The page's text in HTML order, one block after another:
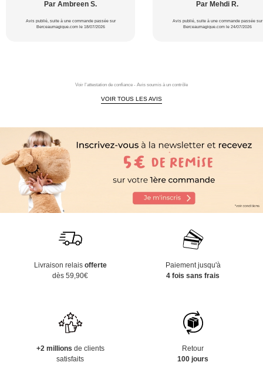
Par Ambreen S.
Avis publié, suite à une commande passée sur
Berceaumagique.com le 18/07/2026
Par Mehdi R.
Avis publié, suite à une commande passée sur
Berceaumagique.com le 24/07/2026
Voir l'attestation de confiance - Avis soumis à un contrôle
VOIR TOUS LES AVIS
Livraison relais offerte
dès 59,90€
Paiement jusqu'à
4 fois sans frais
+2 millions de clients
satisfaits
Retour
100 jours